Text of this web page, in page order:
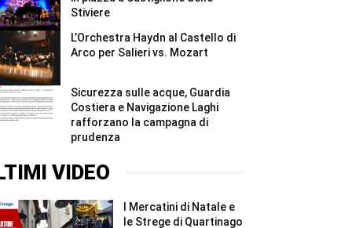
Stiviere
L’Orchestra Haydn al Castello di
Arco per Salieri vs. Mozart
Sicurezza sulle acque, Guardia
Costiera e Navigazione Laghi
rafforzano la campagna di
prudenza
VIDEO
I Mercatini di Natale e
le Strege di Quartinago